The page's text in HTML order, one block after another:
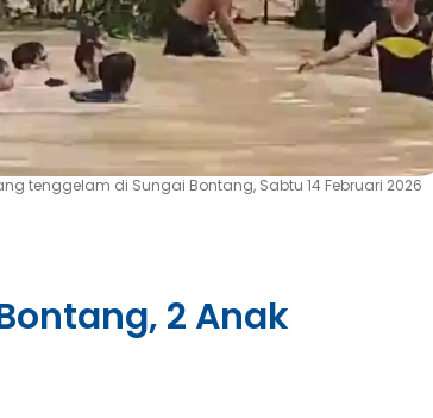
tenggelam di Sungai Bontang, Sabtu 14 Februari 2026
2 Anak